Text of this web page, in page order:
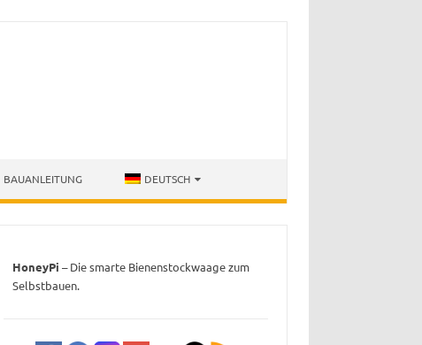
BAUANLEITUNG DEUTSCH
HoneyPi – Die smarte Bienenstockwaage zum
Selbstbauen.